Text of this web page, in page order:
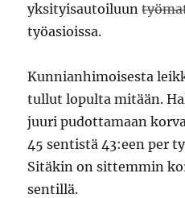
yksityisautoiluun
työasioissa.
Kunnianhimoisesta
tullut lopulta mitään.
juuri pudottamaan
45 sentistä 43:een per
Sitäkin on sittemmin
sentillä.